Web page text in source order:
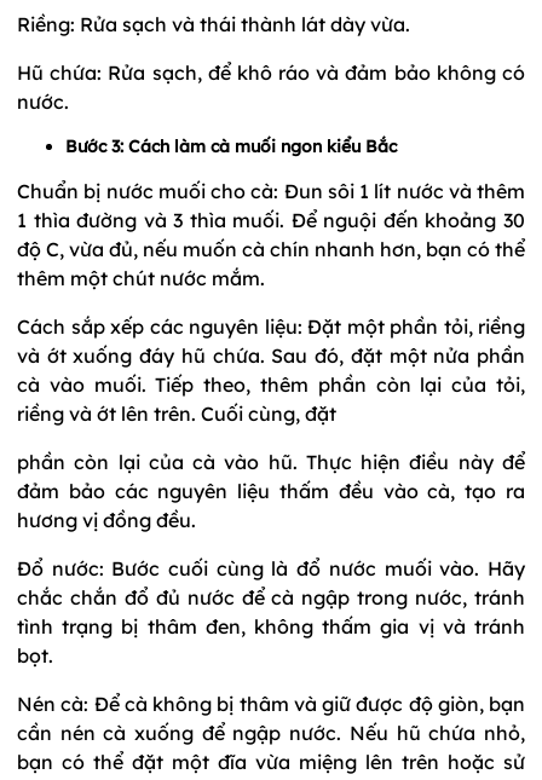
Riềng: Rửa sạch và thái thành lát dày vừa.
Hũ chứa: Rửa sạch, để khô ráo và đảm bảo không có
nước.
Bước 3: Cách làm cà muối ngon kiểu Bắc
Chuẩn bị nước muối cho cà: Đun sôi 1 lít nước và thêm
1 thìa đường và 3 thìa muối. Để nguội đến khoảng 30
độ C, vừa đủ, nếu muốn cà chín nhanh hơn, bạn có thể
thêm một chút nước mắm.
Cách sắp xếp các nguyên liệu: Đặt một phần tỏi, riềng
và ớt xuống đáy hũ chứa. Sau đó, đặt một nửa phần
cà vào muối. Tiếp theo, thêm phần còn lại của tỏi,
riềng và ớt lên trên. Cuối cùng, đặt
phần còn lại của cà vào hũ. Thực hiện điều này để
đảm bảo các nguyên liệu thấm đều vào cà, tạo ra
hương vị đồng đều.
Đổ nước: Bước cuối cùng là đổ nước muối vào. Hãy
chắc chắn đổ đủ nước để cà ngập trong nước, tránh
tình trạng bị thâm đen, không thấm gia vị và tránh
bọt.
Nén cà: Để cà không bị thâm và giữ được độ giòn, bạn
cần nén cà xuống để ngập nước. Nếu hũ chứa nhỏ,
bạn có thể đặt một đĩa vừa miệng lên trên hoặc sử